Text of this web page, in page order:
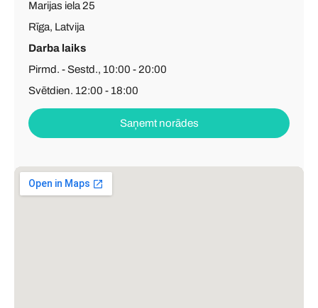
Marijas iela 25
Rīga, Latvija
Darba laiks
Pirmd. - Sestd., 10:00 - 20:00
Svētdien, 12:00 - 18:00
Tālrunis: (+371) 26 603 502
Saņemt norādes